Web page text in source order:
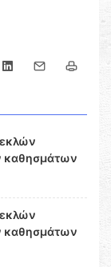
καθησμάτων
καθησμάτων